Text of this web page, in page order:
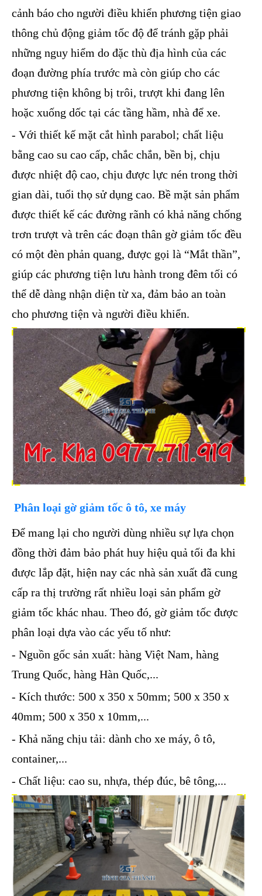
cảnh báo cho người điều khiển phương tiện giao
thông chủ động giảm tốc độ để tránh gặp phải
những nguy hiểm do đặc thù địa hình của các
đoạn đường phía trước mà còn giúp cho các
phương tiện không bị trôi, trượt khi đang lên
hoặc xuống dốc tại các tầng hầm, nhà để xe.
- Với thiết kế mặt cắt hình parabol; chất liệu
bằng cao su cao cấp, chắc chắn, bền bị, chịu
được nhiệt độ cao, chịu được lực nén trong thời
gian dài, tuổi thọ sử dụng cao. Bề mặt sản phẩm
được thiết kế các đường rãnh có khả năng chống
trơn trượt và trên các đoạn thân gờ giảm tốc đều
có một đèn phản quang, được gọi là “Mắt thần”,
giúp các phương tiện lưu hành trong đêm tối có
thể dễ dàng nhận diện từ xa, đảm bảo an toàn
cho phương tiện và người điều khiển.
Phân loại gờ giảm tốc ô tô, xe máy
Để mang lại cho người dùng nhiều sự lựa chọn
đồng thời đảm bảo phát huy hiệu quả tối đa khi
được lắp đặt, hiện nay các nhà sản xuất đã cung
cấp ra thị trường rất nhiều loại sản phẩm gờ
giảm tốc khác nhau. Theo đó, gờ giảm tốc được
phân loại dựa vào các yếu tố như:
- Nguồn gốc sản xuất: hàng Việt Nam, hàng
Trung Quốc, hàng Hàn Quốc,...
- Kích thước: 500 x 350 x 50mm; 500 x 350 x
40mm; 500 x 350 x 10mm,...
- Khả năng chịu tải: dành cho xe máy, ô tô,
container,...
- Chất liệu: cao su, nhựa, thép đúc, bê tông,...